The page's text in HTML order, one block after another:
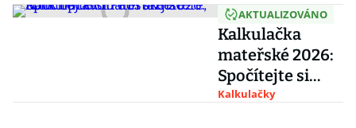
AKTUALIZOVÁNO
Kalkulačka
mateřské 2026:
Spočítejte si
PPM a zjistěte,
Kalkulačky